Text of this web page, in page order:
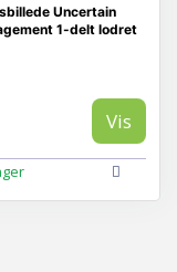
Uncertain
1-delt lodret
Vis